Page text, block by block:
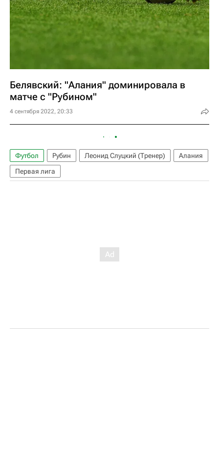
Белявский: "Алания" доминировала в
матче с "Рубином"
4 сентября 2022, 20:33
Футбол Рубин Леонид Слуцкий (Тренер)
Алания
Первая лига